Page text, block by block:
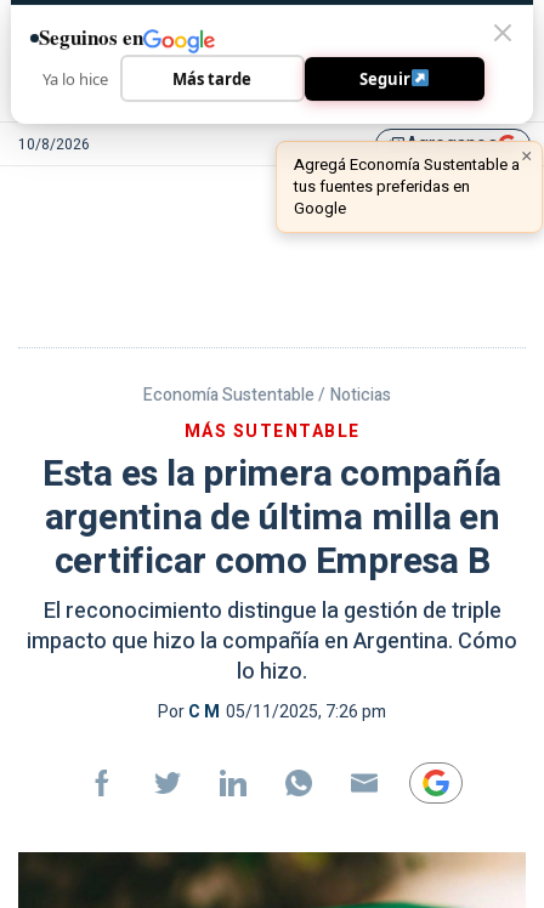
10/8/2026 library_addAgreganos
Economía Sustentable / Noticias
MÁS SUTENTABLE
Esta es la primera compañía
argentina de última milla en
certificar como Empresa B
El reconocimiento distingue la gestión de triple
impacto que hizo la compañía en Argentina. Cómo
lo hizo.
PorC M 05/11/2025, 7:26 pm
Seguinos en
Ya lo hice Más tarde Seguir